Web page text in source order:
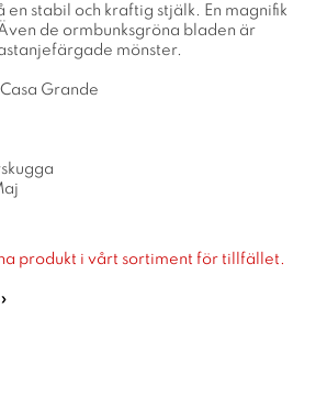
stabil och kraftig stjälk. En magnifik
de ormbunksgröna bladen är
mönster.
Grande
produkt i vårt sortiment för tillfället.